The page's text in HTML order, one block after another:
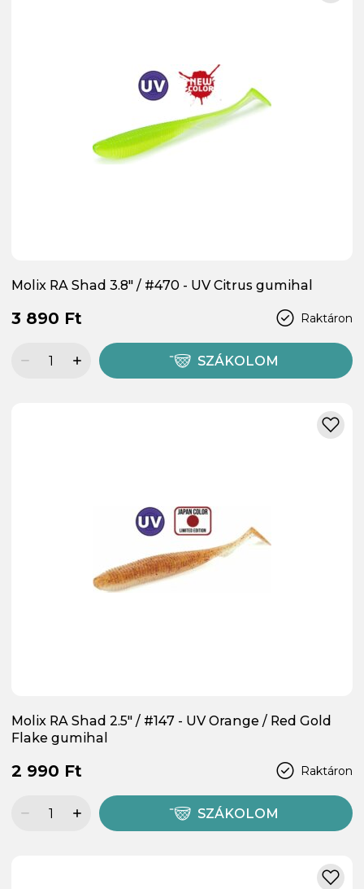
Molix RA Shad 3.8" / #470 - UV Citrus gumihal
Raktáron
3 890 Ft
SZÁKOLOM
Molix RA Shad 2.5" / #147 - UV Orange / Red Gold
Flake gumihal
Raktáron
2 990 Ft
SZÁKOLOM